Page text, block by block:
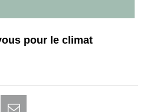
pour le climat